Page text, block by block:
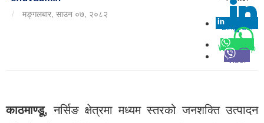
/ मङ्गलबार, साउन ०७, २०८२
Linkedin
0
Whatsapp
Viber
काठमाण्डू, नर्सिङ क्षेत्रमा मध्यम स्तरको जनशक्ति उत्पादन